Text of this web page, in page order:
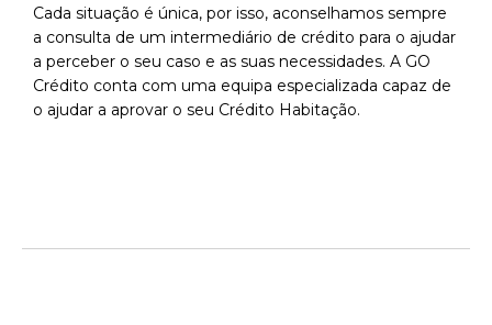
Cada situação é única, por isso, aconselhamos sempre
a consulta de um intermediário de crédito para o ajudar
a perceber o seu caso e as suas necessidades. A GO
Crédito conta com uma equipa especializada capaz de
o ajudar a aprovar o seu Crédito Habitação.